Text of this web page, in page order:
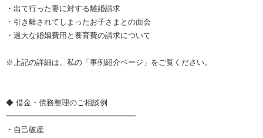
・出て行った妻に対する離婚請求
・引き離されてしまったお子さまとの面会
・過大な婚姻費用と養育費の請求について
※上記の詳細は、私の「事例紹介ページ」をご覧ください。
◆ 借金・債務整理のご相談例
━━━━━━━━━━━━━━━━━
・自己破産